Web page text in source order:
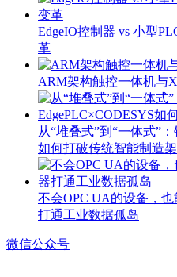
EdgeIO控制器 vs 小型
革
ARM架构触控一体机与
从“堆叠式”到“一体式”
如何打破传统智能制造
不会OPC UA的设备，
打通工业数据孤岛
微信公众号